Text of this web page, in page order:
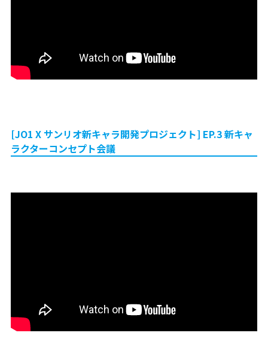
[JO1 X サンリオ新キャラ開発プロジェクト] EP.3 新キャ
ラクターコンセプト会議